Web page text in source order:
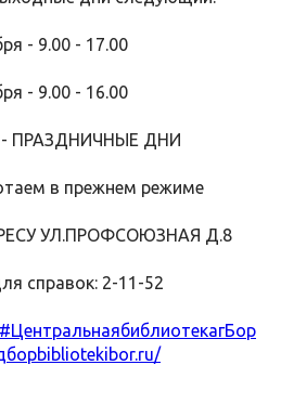
- 9.00 - 17.00
- 9.00 - 16.00
- ПРАЗДНИЧНЫЕ ДНИ
в прежнем режиме
УЛ.ПРОФСОЮЗНАЯ Д.8
справок: 2-11-52
#ЦентральнаябиблиотекагБор
bibliotekibor.ru/